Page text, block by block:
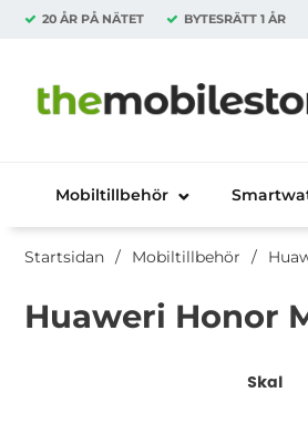
20 ÅR PÅ NÄTET BYTESRÄTT 1 ÅR
Startsidan
Mobiltillbehör
Startsidan Mobiltillbehör
Huaweri Honor
Skal